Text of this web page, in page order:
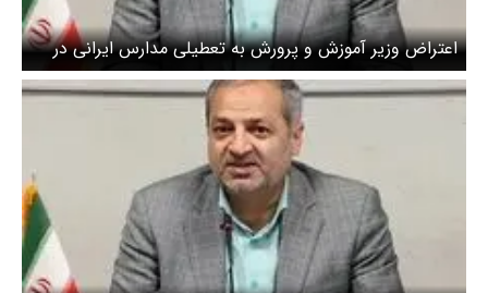
اعتراض وزیر آموزش و پرورش به تعطیلی مدارس ایرانی در
امارات